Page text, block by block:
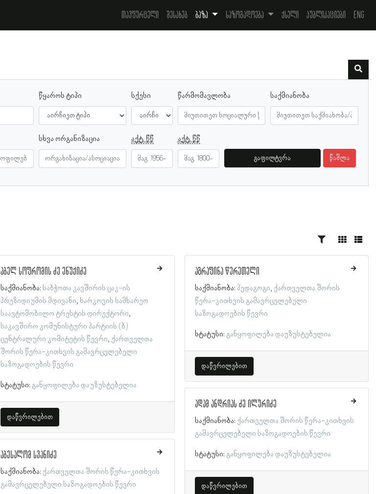
თავფურცელი შესახებ ბაზა საზოგადოება ქსელი პუბლიკაციები Eng
წყაროს ტიპი სქესი წარმომავლობა საქმიანობა
სხვა ორგანიზაცია აქტ. წწ აქტ. წწ
გაფილტვრა წაშლა
აბელ სოფრომის ძე ენუქიძე
საქმიანობა: საბჭოთა კავშირის ცაკ-ის
პრეზიდიუმის მდივანი ხარკოვის სამხარეო
საავტომობილო ტრესტის დირექტორი
საკავშირო კომუნისტური პარტიის (ბ)
ცენტრალური კომიტეტის წევრი ქართველთა
შორის წერა-კითხვის გამავრცელებელი
საზოგადოების წევრი
სტატუსი: განყოფილება დაუზუსტებელია
დაწვრილებით
აბესალომ სვანიძე
საქმიანობა: ქართველთა შორის წერა-კითხვის
გამავრცელებელი საზოგადოების წევრი
აგრაფინა წერეთელი
საქმიანობა: პედაგოგი ქართველთა შორის
წერა-კითხვის გამავრცელებელი
საზოგადოების წევრი
სტატუსი: განყოფილება დაუზუსტებელია
დაწვრილებით
ადამ ანდრიას ძე ილურიძე
საქმიანობა: ქართველთა შორის წერა-კითხვის
გამავრცელებელი საზოგადოების წევრი
სტატუსი: განყოფილება დაუზუსტებელია
დაწვრილებით